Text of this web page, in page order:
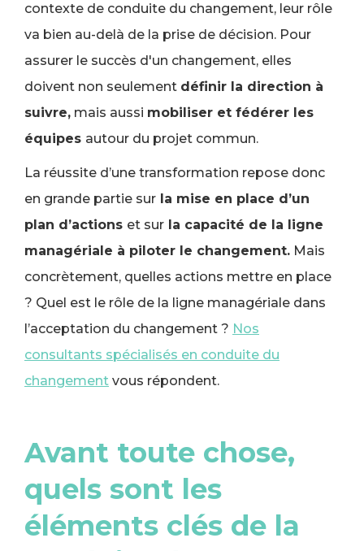
contexte de conduite du changement, leur rôle
va bien au-delà de la prise de décision. Pour
assurer le succès d'un changement, elles
doivent non seulement définir la direction à
suivre, mais aussi mobiliser et fédérer les
équipes autour du projet commun.
La réussite d’une transformation repose donc
en grande partie sur la mise en place d’un
plan d’actions et sur la capacité de la ligne
managériale à piloter le changement. Mais
concrètement, quelles actions mettre en place
? Quel est le rôle de la ligne managériale dans
l’acceptation du changement ? Nos
consultants spécialisés en conduite du
changement vous répondent.
Avant toute chose,
quels sont les
éléments clés de la